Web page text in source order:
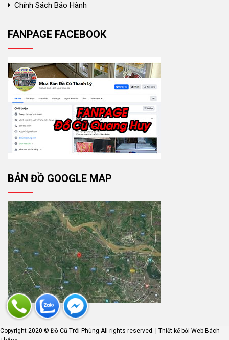
Chính Sách Bảo Hành
FANPAGE FACEBOOK
BẢN ĐỒ GOOGLE MAP
Copyright 2020 © Đồ Cũ Trôi Phùng All rights reserved. | Thiết kế bởi Web Bách